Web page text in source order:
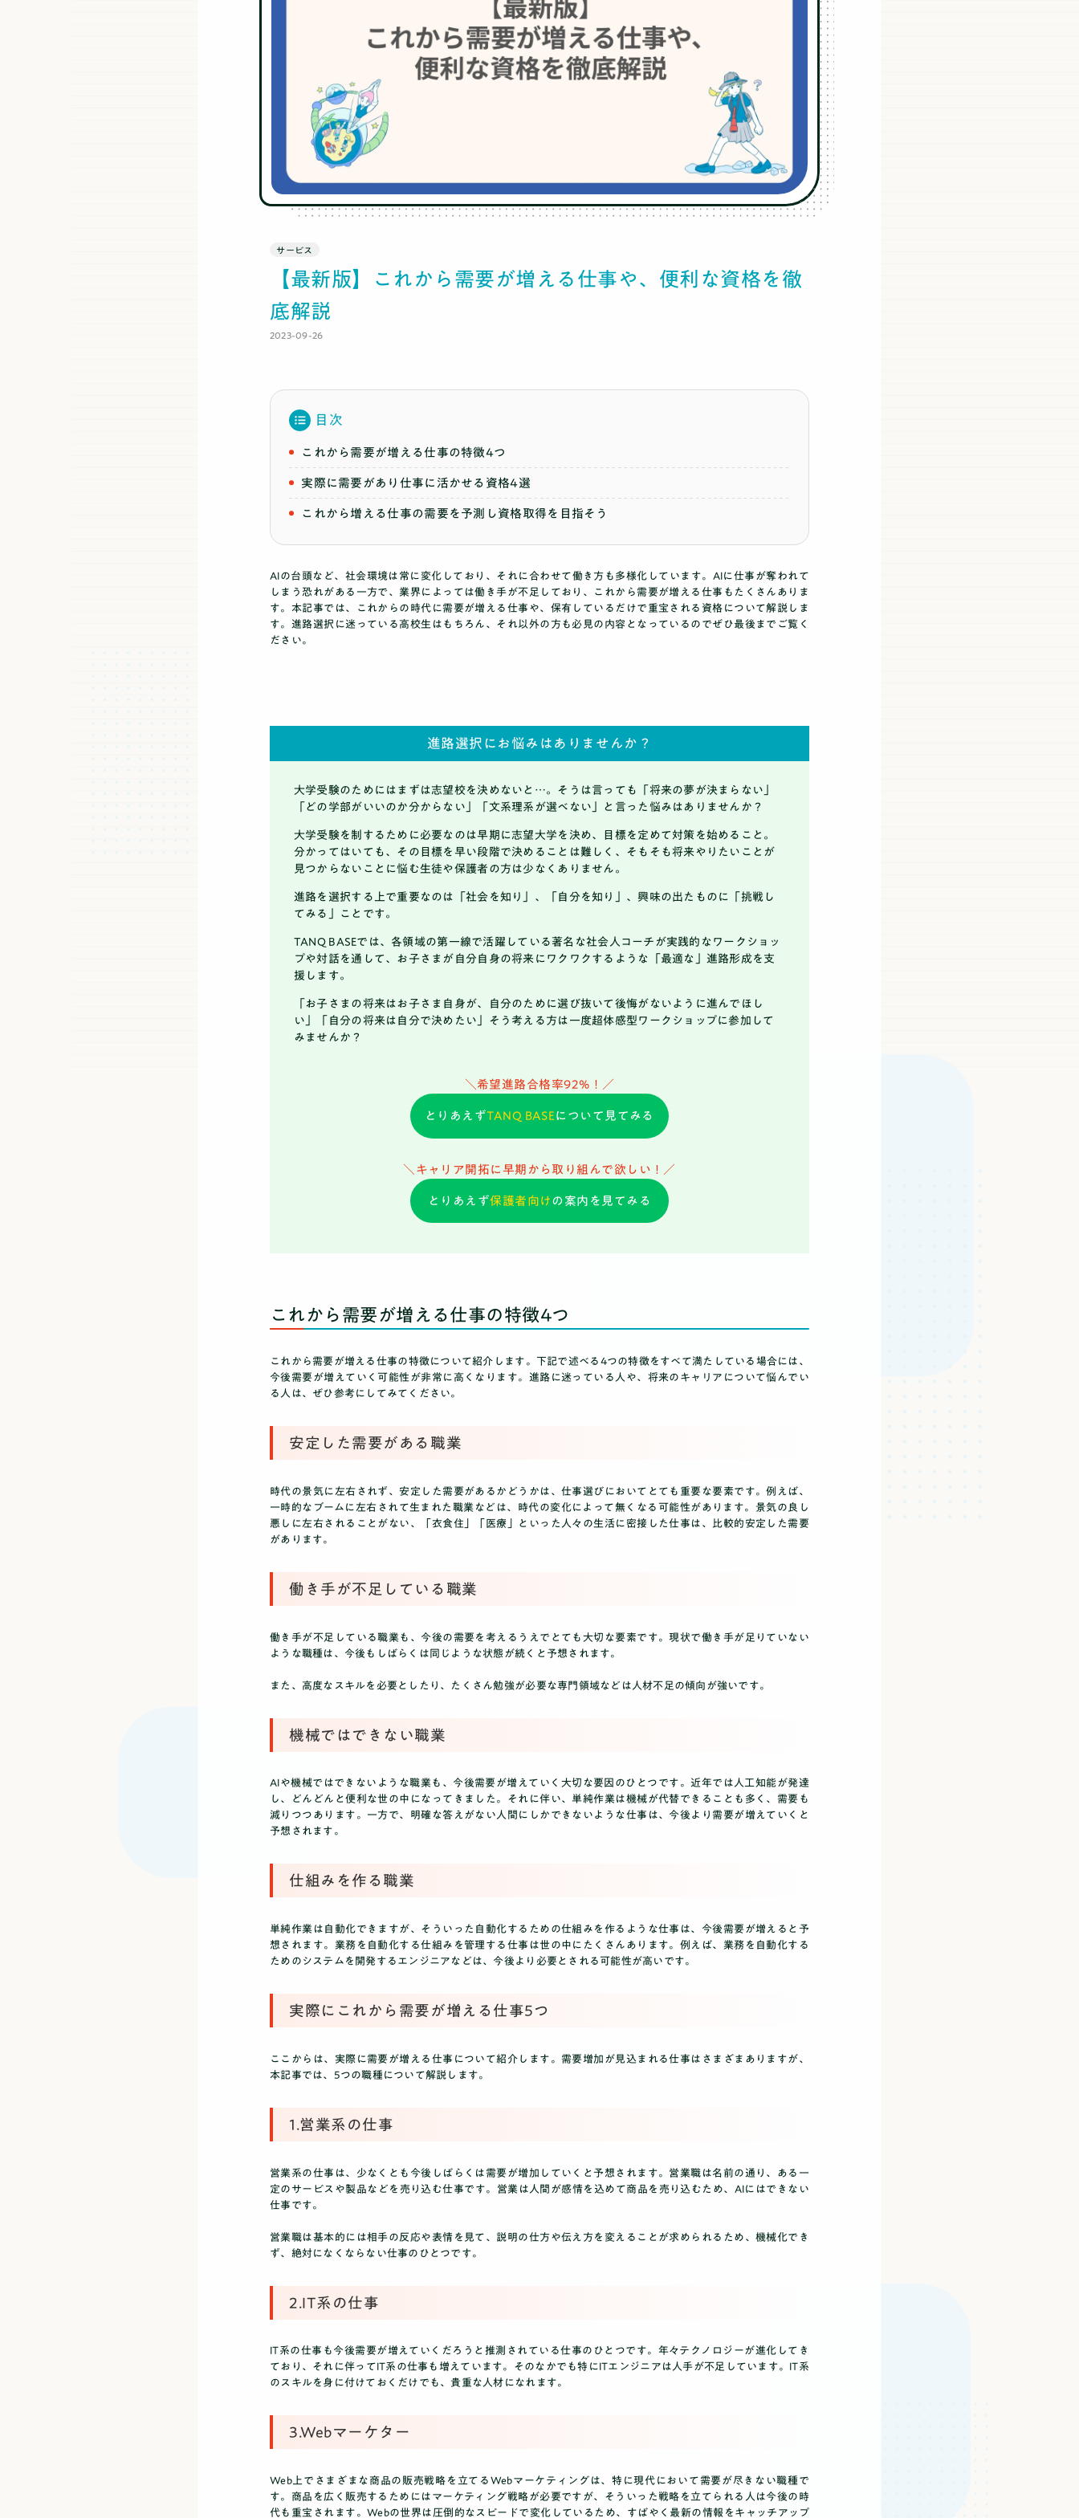
TOP
社会人コーチ
保護者の方へ
ブログ
料金
推薦・総合対策コース
サービス
【最新版】これから需要が増える仕事や、便利な資格を徹
底解説
2023-09-26
目次
これから需要が増える仕事の特徴4つ
実際に需要があり仕事に活かせる資格4選
これから増える仕事の需要を予測し資格取得を目指そう
AIの台頭など、社会環境は常に変化しており、それに合わせて働き方も多様化しています。AIに仕事が奪われて
しまう恐れがある一方で、業界によっては働き手が不足しており、これから需要が増える仕事もたくさんありま
す。 本記事では、これからの時代に需要が増える仕事や、保有しているだけで重宝される資格について解説しま
す。進路選択に迷っている高校生はもちろん、それ以外の方も必見の内容となっているのでぜひ最後までご覧く
ださい。
進路選択にお悩みはありませんか？
大学受験のためにはまずは志望校を決めないと…。そうは言っても「将来の夢が決まらない」
「どの学部がいいのか分からない」「文系理系が選べない」と言った悩みはありませんか？
大学受験を制するために必要なのは早期に志望大学を決め、目標を定めて対策を始めること。
分かってはいても、その目標を早い段階で決めることは難しく、そもそも将来やりたいことが
見つからないことに悩む生徒や保護者の方は少なくありません。
進路を選択する上で重要なのは「社会を知り」、「自分を知り」、興味の出たものに「挑戦し
てみる」ことです。
TANQ BASEでは、各領域の第一線で活躍している著名な社会人コーチが実践的なワークショッ
プや対話を通して、お子さまが自分自身の将来にワクワクするような「最適な」進路形成を支
援します。
「お子さまの将来はお子さま自身が、自分のために選び抜いて後悔がないように進んでほし
い」「自分の将来は自分で決めたい」そう考える方は一度超体感型ワークショップに参加して
みませんか？
＼希望進路合格率92%！／
とりあえずTANQ BASE について見てみる
＼キャリア開拓に早期から取り組んで欲しい！／
とりあえず保護者向け の案内を見てみる
これから需要が増える仕事の特徴4つ
これから需要が増える仕事の特徴について紹介します。下記で述べる4つの特徴をすべて満たしている場合には、
今後需要が増えていく可能性が非常に高くなります。進路に迷っている人や、将来のキャリアについて悩んでい
る人は、ぜひ参考にしてみてください。
安定した需要がある職業
時代の景気に左右されず、安定した需要があるかどうかは、仕事選びにおいてとても重要な要素です。例えば、
一時的なブームに左右されて生まれた職業などは、時代の変化によって無くなる可能性があります。景気の良し
悪しに左右されることがない、「衣食住」「医療」といった人々の生活に密接した仕事は、比較的安定した需要
があります。
働き手が不足している職業
働き手が不足している職業も、今後の需要を考えるうえでとても大切な要素です。現状で働き手が足りていない
ような職種は、今後もしばらくは同じような状態が続くと予想されます。
また、高度なスキルを必要としたり、たくさん勉強が必要な専門領域などは人材不足の傾向が強いです。
機械ではできない職業
AIや機械ではできないような職業も、今後需要が増えていく大切な要因のひとつです。近年では人工知能が発達
し、どんどんと便利な世の中になってきました。それに伴い、単純作業は機械が代替できることも多く、需要も
減りつつあります。一方で、明確な答えがない人間にしかできないような仕事は、今後より需要が増えていくと
予想されます。
仕組みを作る職業
単純作業は自動化できますが、そういった自動化するための仕組みを作るような仕事は、今後需要が増えると予
想されます。業務を自動化する仕組みを管理する仕事は世の中にたくさんあります。例えば、業務を自動化する
ためのシステムを開発するエンジニアなどは、今後より必要とされる可能性が高いです。
実際にこれから需要が増える仕事5つ
ここからは、実際に需要が増える仕事について紹介します。需要増加が見込まれる仕事はさまざまありますが、
本記事では、5つの職種について解説します。
1.営業系の仕事
営業系の仕事は、少なくとも今後しばらくは需要が増加していくと予想されます。営業職は名前の通り、ある一
定のサービスや製品などを売り込む仕事です。営業は人間が感情を込めて商品を売り込むため、AIにはできない
仕事です。
営業職は基本的には相手の反応や表情を見て、説明の仕方や伝え方を変えることが求められるため、機械化でき
ず、絶対になくならない仕事のひとつです。
2.IT系の仕事
IT系の仕事も今後需要が増えていくだろうと推測されている仕事のひとつです。年々テクノロジーが進化してき
ており、それに伴ってIT系の仕事も増えています。そのなかでも特にITエンジニアは人手が不足しています。IT系
のスキルを身に付けておくだけでも、貴重な人材になれます。
3.Webマーケター
Web上でさまざまな商品の販売戦略を立てるWebマーケティングは、特に現代において需要が尽きない職種で
す。商品を広く販売するためにはマーケティング戦略が必要ですが、そういった戦略を立てられる人は今後の時
代も重宝されます。Webの世界は圧倒的なスピードで変化しているため、すばやく最新の情報をキャッチアップ